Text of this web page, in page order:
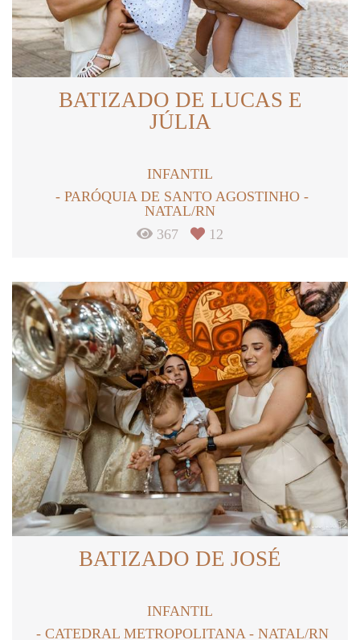
BATIZADO DE LUCAS E
JÚLIA
INFANTIL
PARÓQUIA DE SANTO AGOSTINHO -
NATAL/RN
367
12
BATIZADO DE JOSÉ
INFANTIL
CATEDRAL METROPOLITANA - NATAL/RN